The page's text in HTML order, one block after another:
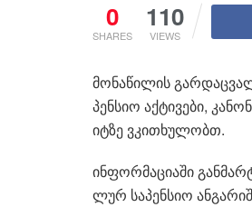
0
SHARES
110
VIEWS
მო­ნა­წი­ლის
პენ­სიო აქ­ტი­ვე­ბი,
იტ­ზე ვკი­თხუ­ლობთ.
ინ­ფორ­მა­ცი­ა­ში
ლურ სა­პენ­სიო